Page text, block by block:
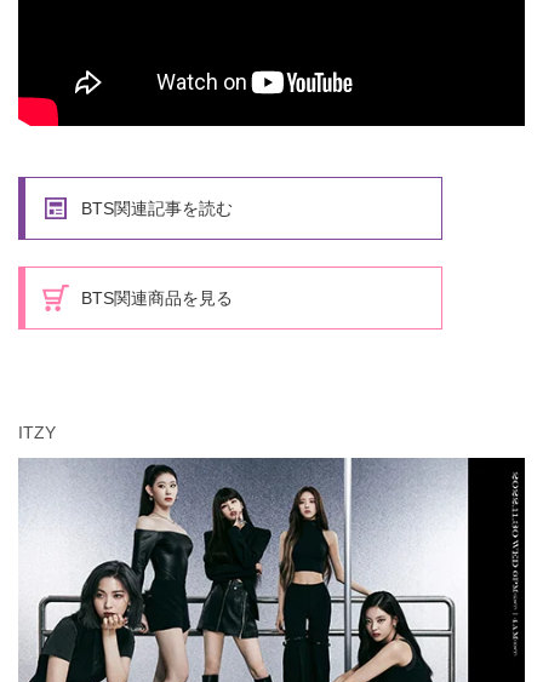
BTS関連記事を読む
BTS関連商品を見る
ITZY